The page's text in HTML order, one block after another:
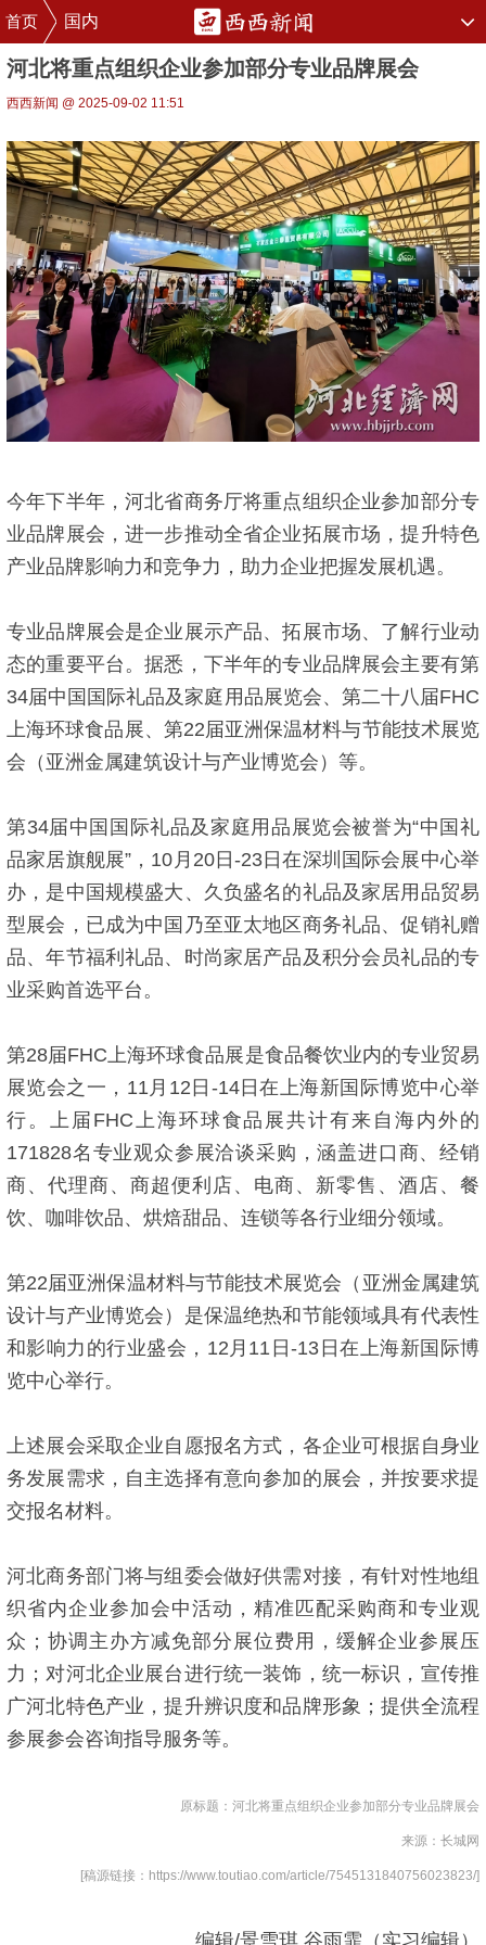
首页 国内
河北将重点组织企业参加部分专业品牌展会
西西新闻 @ 2025-09-02 11:51
今年下半年，河北省商务厅将重点组织企业参加部分专
业品牌展会，进一步推动全省企业拓展市场，提升特色
产业品牌影响力和竞争力，助力企业把握发展机遇。
专业品牌展会是企业展示产品、拓展市场、了解行业动
态的重要平台。据悉，下半年的专业品牌展会主要有第
34届中国国际礼品及家庭用品展览会、第二十八届FHC
上海环球食品展、第22届亚洲保温材料与节能技术展览
会（亚洲金属建筑设计与产业博览会）等。
第34届中国国际礼品及家庭用品展览会被誉为“中国礼
品家居旗舰展”，10月20日-23日在深圳国际会展中心举
办，是中国规模盛大、久负盛名的礼品及家居用品贸易
型展会，已成为中国乃至亚太地区商务礼品、促销礼赠
品、年节福利礼品、时尚家居产品及积分会员礼品的专
业采购首选平台。
第28届FHC上海环球食品展是食品餐饮业内的专业贸易
展览会之一，11月12日-14日在上海新国际博览中心举
行。上届FHC上海环球食品展共计有来自海内外的
171828名专业观众参展洽谈采购，涵盖进口商、经销
商、代理商、商超便利店、电商、新零售、酒店、餐
饮、咖啡饮品、烘焙甜品、连锁等各行业细分领域。
第22届亚洲保温材料与节能技术展览会（亚洲金属建筑
设计与产业博览会）是保温绝热和节能领域具有代表性
和影响力的行业盛会，12月11日-13日在上海新国际博
览中心举行。
上述展会采取企业自愿报名方式，各企业可根据自身业
务发展需求，自主选择有意向参加的展会，并按要求提
交报名材料。
河北商务部门将与组委会做好供需对接，有针对性地组
织省内企业参加会中活动，精准匹配采购商和专业观
众；协调主办方减免部分展位费用，缓解企业参展压
力；对河北企业展台进行统一装饰，统一标识，宣传推
广河北特色产业，提升辨识度和品牌形象；提供全流程
参展参会咨询指导服务等。
原标题：河北将重点组织企业参加部分专业品牌展会
来源：长城网
[稿源链接：https://www.toutiao.com/article/7545131840756023823/]